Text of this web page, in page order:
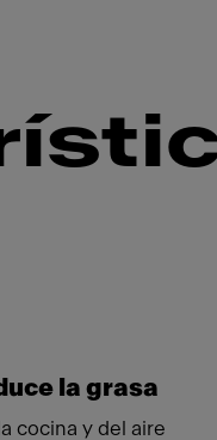
la grasa
cocina y del aire